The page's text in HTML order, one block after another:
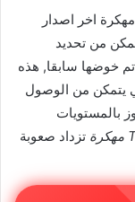
كما تتوفر بعد تنزيل The Walking Zombie 2 مهكرة اخر اصدار
من تحديد
خوضها سابقا, هذه
يتمكن من الوصول
بالمستويات
تزداد صعوبة